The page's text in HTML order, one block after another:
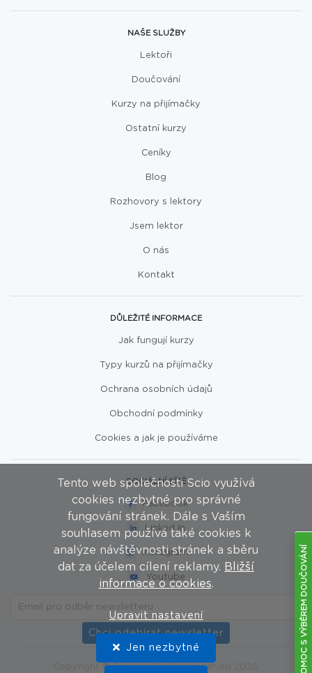
NAŠE SLUŽBY
Lektoři
Doučování
Kurzy na přijímačky
Ostatní kurzy
Ceníky
Blog
Rozhovory s lektory
Jsem lektor
O nás
Kontakt
DŮLEŽITÉ INFORMACE
Jak fungují kurzy
Typy kurzů na přijímačky
Ochrana osobních údajů
Obchodní podmínky
Cookies a jak je používáme
SOCIÁLNÍ SÍTĚ
Facebook
Linked In
Instagram
Youtube
Chci odebírat newsletter
Copyright © Scio.cz All rights reserved 2026
POMOC S VÝBĚREM DOUČOVÁNÍ
Pomůžeme Vám s
doučování
Chci poradit
Chcete se včas
našich
Přihlaste se k odběru
Tento web společnosti Scio využívá
cookies nezbytné pro správné
fungování stránek. Dále s Vaším
souhlasem používá také cookies k
analýze návštěvnosti stránek a sběru
dat za účelem cílení reklamy. Bližší
informace o cookies.
Upravit nastavení
Jen nezbytné